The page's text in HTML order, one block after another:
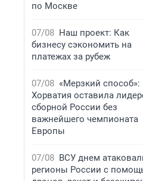
по Москве
07/08 Наш проект: Как
бизнесу сэкономить на
платежах за рубеж
07/08 «Мерзкий способ»:
Хорватия оставила
сборной России без
важнейшего чемпионата
Европы
07/08 ВСУ днем
регионы России с